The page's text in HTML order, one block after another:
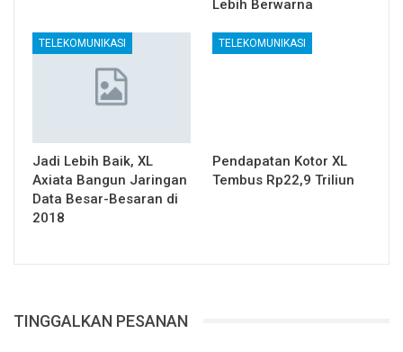
Lebih Berwarna
TELEKOMUNIKASI
Jadi Lebih Baik, XL
Axiata Bangun Jaringan
Data Besar-Besaran di
2018
TELEKOMUNIKASI
Pendapatan Kotor XL
Tembus Rp22,9 Triliun
TINGGALKAN PESANAN